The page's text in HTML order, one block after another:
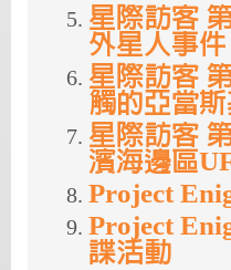
星際訪客
外星人事件
星際訪客
觸的亞當斯
星際訪客
濱海邊區
Project
Project
諜活動